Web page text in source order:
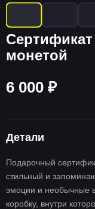
Сертификат
монетой
6 000 ₽
Детали
Подарочный
стильный и
эмоции и необычные
коробку, внутри